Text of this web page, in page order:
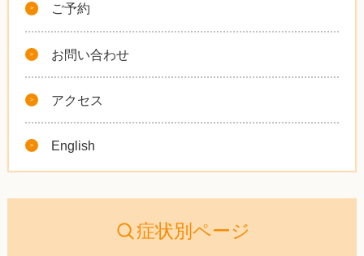
ご予約
お問い合わせ
アクセス
English
症状別ページ